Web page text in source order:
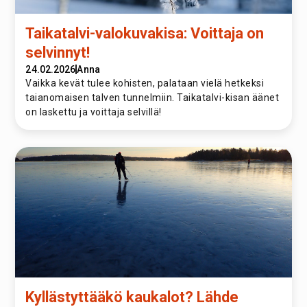
Taikatalvi-valokuvakisa: Voittaja on
selvinnyt!
24.02.2026Anna
Vaikka kevät tulee kohisten, palataan vielä hetkeksi
taianomaisen talven tunnelmiin. Taikatalvi-kisan äänet
on laskettu ja voittaja selvillä!
Kyllästyttääkö kaukalot? Lähde